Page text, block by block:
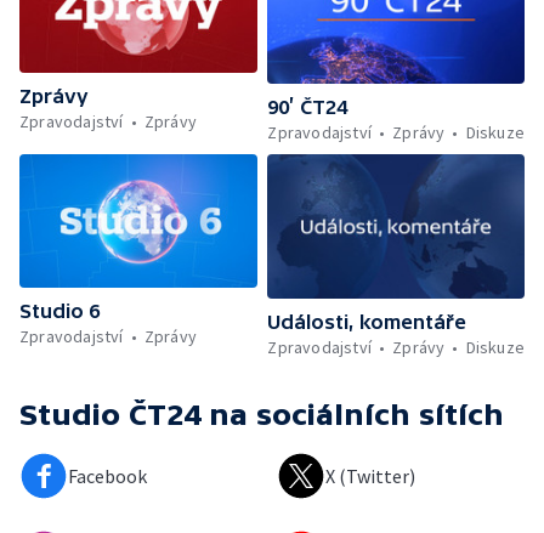
Zprávy
Zpravodajství
Zprávy
90’ ČT24
Zpravodajství
Zprávy Diskuze
Studio 6
Zpravodajství
Zprávy
Události, komentáře
Zpravodajství
Zprávy Diskuze
Studio ČT24 na sociálních sítích
Facebook X (Twitter)